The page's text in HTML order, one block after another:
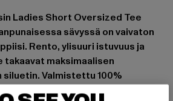
Ladies Short Oversized Tee
sävyssä on vaivaton
Rento, ylisuuri istuvuus ja
takaavat maksimaalisen
siluetin. Valmistettu 100%
tämä lyhythihainen t-paita tuntuu